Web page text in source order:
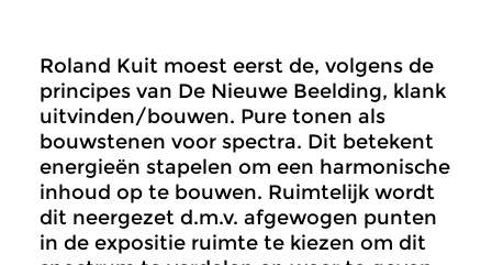
Roland Kuit moest eerst de, volgens de
principes van De Nieuwe Beelding, klank
uitvinden/bouwen. Pure tonen als
bouwstenen voor spectra. Dit betekent
energieën stapelen om een harmonische
inhoud op te bouwen. Ruimtelijk wordt
dit neergezet d.m.v. afgewogen punten
in de expositie ruimte te kiezen om dit